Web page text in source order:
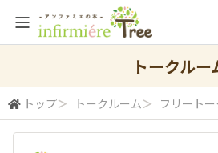
トークルー
トップ＞ トークルーム＞ フリートー